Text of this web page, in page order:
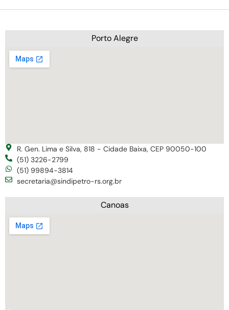
Porto Alegre
R. Gen. Lima e Silva, 818 - Cidade Baixa, CEP 90050-100
(51) 3226-2799
(51) 99894-3814
secretaria@sindipetro-rs.org.br
Canoas